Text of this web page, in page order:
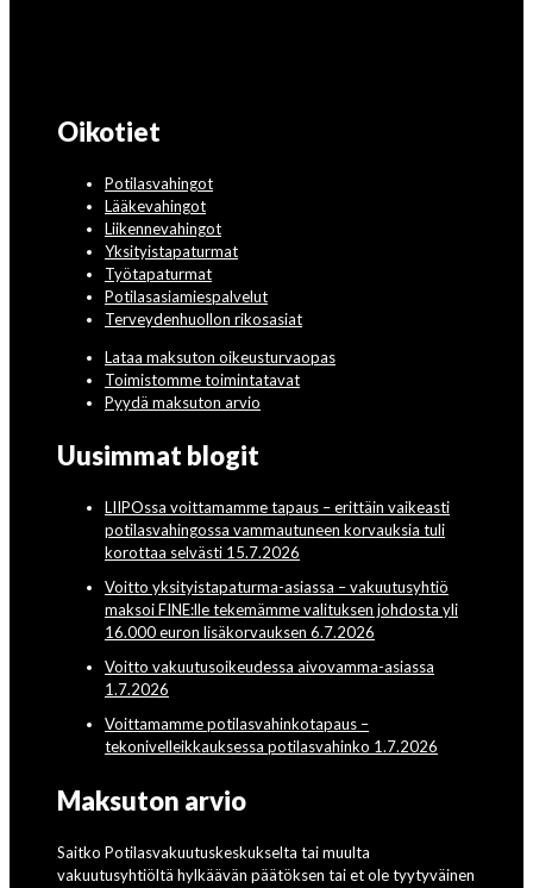
Oikotiet
Potilasvahingot
Lääkevahingot
Liikennevahingot
Yksityistapaturmat
Työtapaturmat
Potilasasiamiespalvelut
Terveydenhuollon rikosasiat
Lataa maksuton oikeusturvaopas
Toimistomme toimintatavat
Pyydä maksuton arvio
Uusimmat blogit
LIIPOssa voittamamme tapaus – erittäin vaikeasti
potilasvahingossa vammautuneen korvauksia tuli
korottaa selvästi 15.7.2026
Voitto yksityistapaturma-asiassa – vakuutusyhtiö
maksoi FINE:lle tekemämme valituksen johdosta yli
16.000 euron lisäkorvauksen 6.7.2026
Voitto vakuutusoikeudessa aivovamma-asiassa
1.7.2026
Voittamamme potilasvahinkotapaus –
tekonivelleikkauksessa potilasvahinko 1.7.2026
Maksuton arvio
Saitko Potilasvakuutuskeskukselta tai muulta
vakuutusyhtiöltä hylkäävän päätöksen tai et ole tyytyväinen